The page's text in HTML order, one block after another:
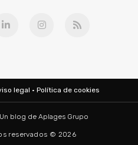
legal · Política de cookies
blog de Aplages Grupo
reservados © 2026